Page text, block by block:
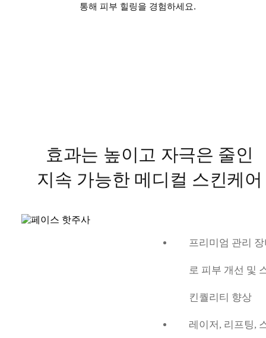
통해 피부 힐링을 경험하세요.
효과는 높이고 자극은 줄인
지속 가능한 메디컬 스킨케어
프리미엄 관리
로 피부 개선 및
킨퀄리티 향상
레이저, 리프팅,